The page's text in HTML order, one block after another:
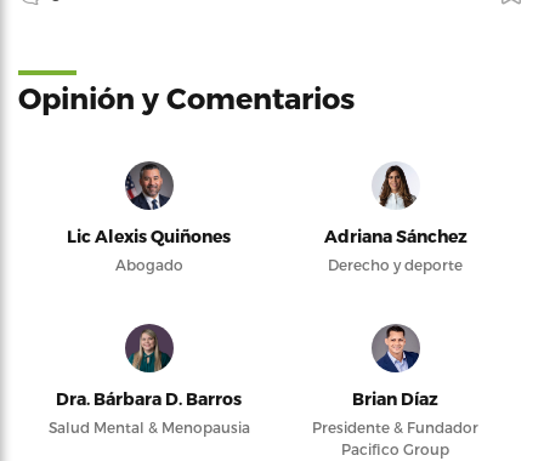
Opinión y Comentarios
Lic Alexis Quiñones
Abogado
Adriana Sánchez
Derecho y deporte
Dra. Bárbara D. Barros
Salud Mental & Menopausia
Brian Díaz
Presidente & Fundador
Pacifico Group